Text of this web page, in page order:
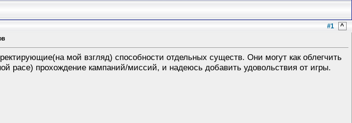
#1 ^
мой взгляд) способности отдельных существ. Они могут как облегчить
расе) прохождение кампаний/миссий, и надеюсь добавить удовольствия от игры.